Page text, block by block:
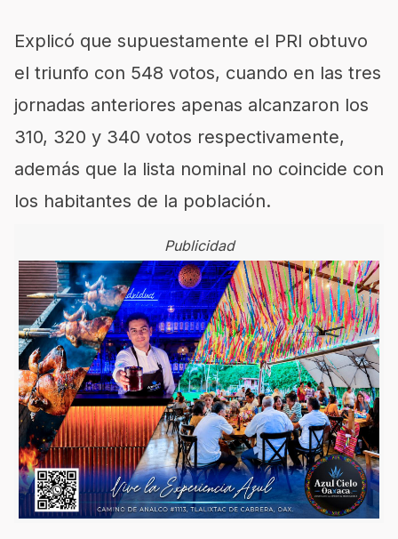
Explicó que supuestamente el PRI obtuvo
el triunfo con 548 votos, cuando en las tres
jornadas anteriores apenas alcanzaron los
310, 320 y 340 votos respectivamente,
además que la lista nominal no coincide con
los habitantes de la población.
Publicidad